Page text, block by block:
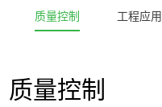
质量控制 工程应用
质量控制